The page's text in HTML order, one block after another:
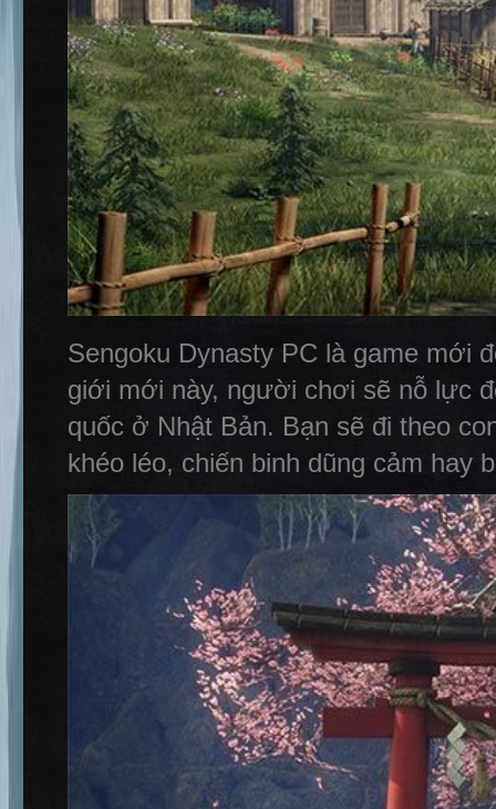
Sengoku Dynasty PC là game mới
giới mới này, người chơi sẽ nỗ lực
quốc ở Nhật Bản. Bạn sẽ đi theo
khéo léo, chiến binh dũng cảm hay